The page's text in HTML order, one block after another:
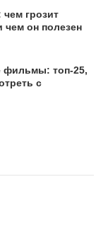
грозит
он полезен
фильмы: топ-25,
с